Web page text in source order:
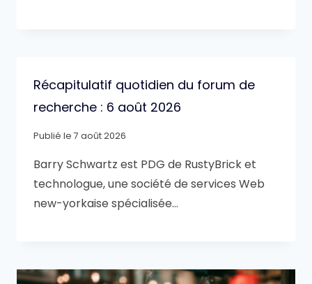
Récapitulatif quotidien du forum de
recherche : 6 août 2026
Publié le 7 août 2026
Barry Schwartz est PDG de RustyBrick et
technologue, une société de services Web
new-yorkaise spécialisée…